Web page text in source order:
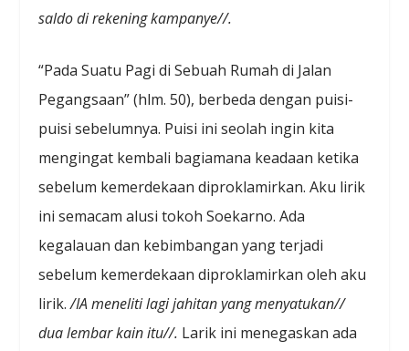
saldo di rekening kampanye//.
“Pada Suatu Pagi di Sebuah Rumah di Jalan
Pegangsaan” (hlm. 50), berbeda dengan puisi-
puisi sebelumnya. Puisi ini seolah ingin kita
mengingat kembali bagiamana keadaan ketika
sebelum kemerdekaan diproklamirkan. Aku lirik
ini semacam alusi tokoh Soekarno. Ada
kegalauan dan kebimbangan yang terjadi
sebelum kemerdekaan diproklamirkan oleh aku
lirik./IA meneliti lagi jahitan yang menyatukan//
dua lembar kain itu//. Larik ini menegaskan ada